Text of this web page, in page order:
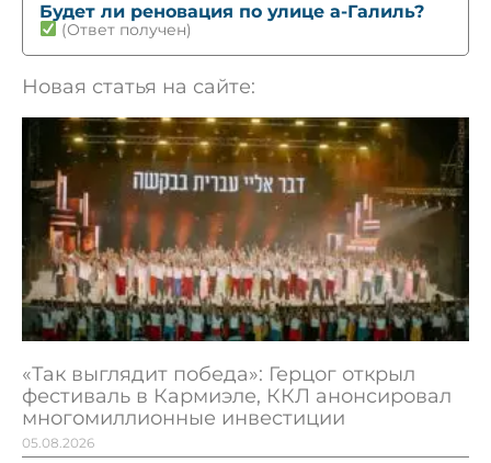
Будет ли реновация по улице а-Галиль?
(Ответ получен)
Новая статья на сайте:
«Так выглядит победа»: Герцог открыл
фестиваль в Кармиэле, ККЛ анонсировал
многомиллионные инвестиции
05.08.2026